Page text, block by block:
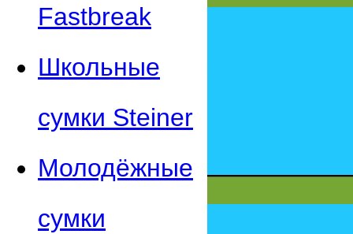
Fastbreak
Школьные
сумки Steiner
Молодёжные
сумки